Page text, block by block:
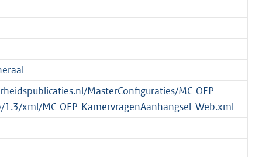
MasterConfiguraties/MC-OEP-
xml/MC-OEP-KamervragenAanhangsel-Web.xml